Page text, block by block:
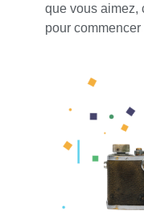
que vous aimez,
pour commencer